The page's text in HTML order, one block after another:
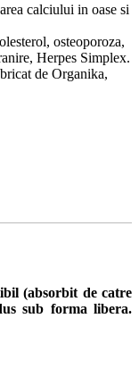
calciului in oase si
osteoporoza,
Herpes Simplex.
de Organika,
(absorbit de catre
sub forma libera.